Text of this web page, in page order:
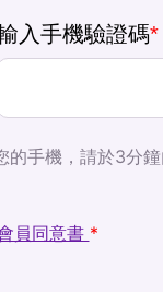
入手機驗證碼*
手機，請於3分鐘
員同意書 *